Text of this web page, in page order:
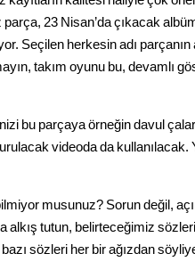
parça, 23 Nisan’da çıkacak
Seçilen herkesin adı parçanın
takım oyunu bu, devamlı
bu parçaya örneğin davul
videoda da
musunuz? Sorun değil,
alkış tutun, belirteceğimiz
sözleri her bir ağızdan